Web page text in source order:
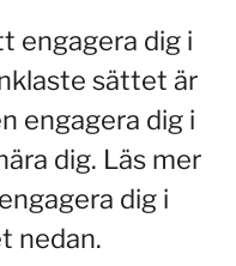
engagera dig i
sättet är
engagera dig i
dig. Läs mer
dig i
nedan.